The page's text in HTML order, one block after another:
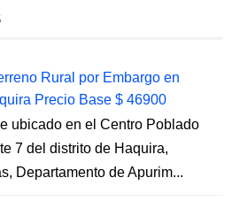
Rural por Embargo en
Precio Base $ 46900
ubicado en el Centro Poblado
7 del distrito de Haquira,
Departamento de Apurim...